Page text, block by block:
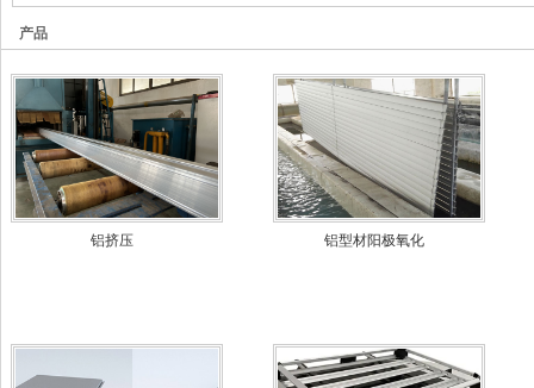
产品
铝挤压 铝型材阳极氧化